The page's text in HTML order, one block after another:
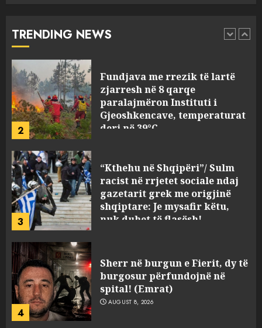
TRENDING NEWS
1 AUGUST 8, 2026
2
Fundjava me rrezik të lartë
zjarresh në 8 qarqe
paralajmëron Instituti i
Gjeoshkencave, temperaturat
deri në 39°C
3
“Kthehu në Shqipëri”/ Sulm
racist në rrjetet sociale ndaj
gazetarit grek me origjinë
shqiptare: Je mysafir këtu,
nuk duhet të flasësh!
4
Sherr në burgun e Fierit, dy të
burgosur përfundojnë në
spital! (Emrat)
AUGUST 8, 2026